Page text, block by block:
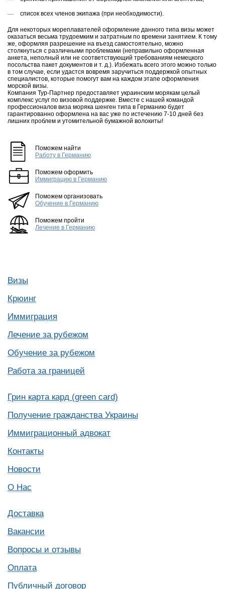
список всех членов экипажа (при необходимости).
Для некоторых мореплавателей оформление данного типа визы может
оказаться весьма трудоемким и затратным по времени занятием. К тому
же, оформляя разрешение на въезд самостоятельно, можно
столкнуться с различными проблемами (неправильно оформленная
анкета, неполный или не соответствующий требованиям немецкого
посольства пакет документов и т. д.). Избежать всего этого можно только
в том случае, если удастся вовремя заручиться поддержкой опытных
специалистов, которые помогут вам на каждом этапе оформления
морской визы.
Компания Тур-Партнер предоставляет украинским морякам целый
комплекс услуг по визовой поддержке. Вместе с нашей командой
профессионалов виза моряка шенген типа в Германию будет
гарантированно оформлена на вас уже по истечению 7-10 дней без
лишних проблем и утомительной бумажной волокиты!
Поможем найти
Работу в Германию
Поможем оформить
Иммиграцию в Германию
Поможем организовать
Обучение в Германию
Поможем пройти
Лечение в Германию
Визы
Крюинг
Иммиграция
Лечение за рубежом
Обучение за рубежом
Работа за границей
Грин карта кард (green card)
Получение гражданства Украины
Иммиграционный адвокат
Контакты
Новости
О Нас
Доставка
Вакансии
Вопросы и отзывы
Оплата
Публичный договор